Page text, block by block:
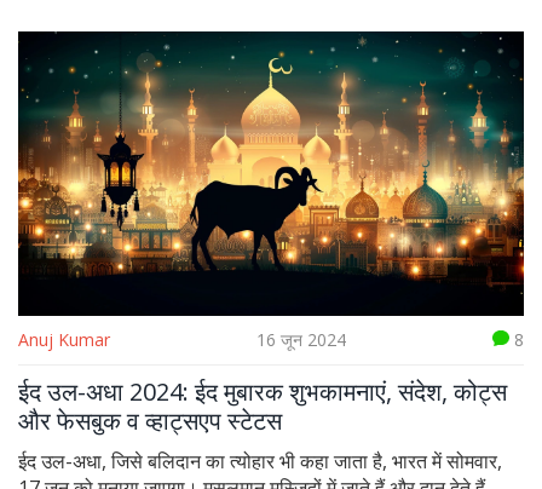
Anuj Kumar 16 जून 2024 8
ईद उल-अधा 2024: ईद मुबारक शुभकामनाएं, संदेश, कोट्स
और फेसबुक व व्हाट्सएप स्टेटस
ईद उल-अधा, जिसे बलिदान का त्योहार भी कहा जाता है, भारत में सोमवार,